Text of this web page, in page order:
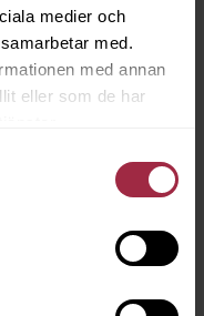
medier och
med.
med annan
eller som de har